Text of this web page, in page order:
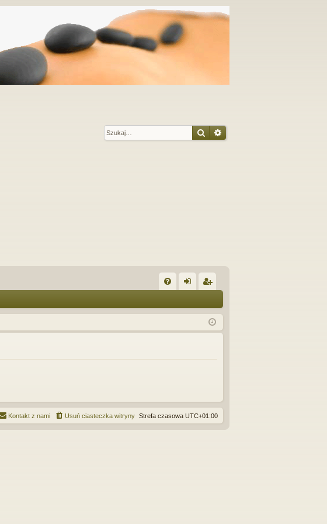
Szukaj
Q og
uj
ej
es
ę
Strefa czasowa UTC+01:00
Usuń ciasteczka witryny
Kontakt z nami